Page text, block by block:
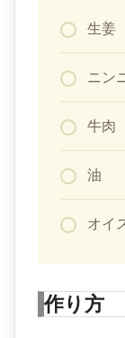
生
ニ
牛
オイ
作り方